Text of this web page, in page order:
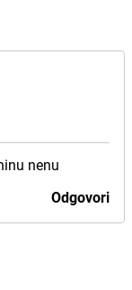
nenu
Odgovori